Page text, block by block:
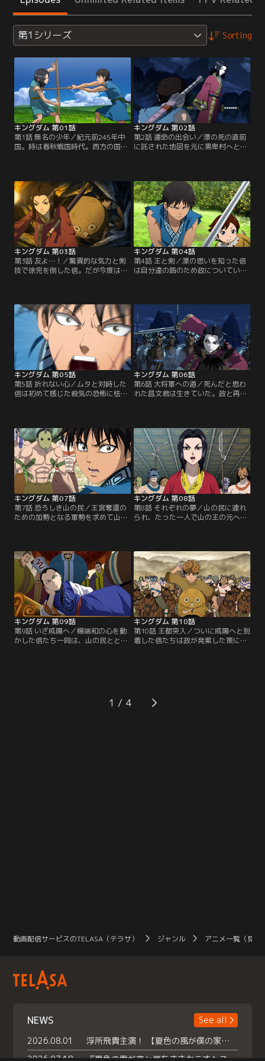
第1シリーズ Sorting
キングダム 第01話
第1話 無名の少年／紀元前245年中
国。時は春秋戦国時代。西方の国、
であり下僕として働いていたその二
人の元に、ある日王宮に仕える大臣
の昌文君が現れ漂を王宮で仕官させ
ると告げるのだった。離れ離れにな
る二人だが「行き着く場所は同じ
だ」と誓い合う。【提供：バンダイ
チャンネル】
キングダム 第02話
第2話 運命の出会い／漂の死の直前
に託された地図を元に黒卑村へと向
徐完。実はこの少年こそ秦王のエイ
政…後の始皇帝であったのだ。「漂
を殺したのは自分だ」と嘲笑する徐
完に怒り、我を忘れるように剣を向
ける信だったが、手も足も出ず倒れ
伏してしまう。【提供：バンダイチ
ャンネル】
キングダム 第03話
第3話 友よ…！／驚異的な気力と剣
技で徐完を倒した信。だが今度は王
人の前に河了貂という子供が現れ、
「抜け道がある」と告げる。貂の手
引きの元、軍の包囲を掻い潜ろうと
する一行。その最中、政の「漂は万
が一のための影武者だった」との言
葉に信は逆上。しかし…。【提供：
バンダイチャンネル】
キングダム 第04話
第4話 王と剣／漂の思いを知った信
は自分達の路のため政についていく
ネのためと言って加わり一行は昌文
君を筆頭とする大王派臣下との合流
地を目指す。連日の疾走の末、辿り
着いた先は美しい緑に囲まれた楼
閣、四百年前の秦王、穆公の隠れ避
暑地であった。そこで…。【提供：
バンダイチャンネル】
キングダム 第05話
第5話 折れない心／ムタと対峙した
信は初めて感じた殺気の恐怖に怯
分の武器だと確信した信は血だらけ
になりながらも前に出る。殺気の呪
縛から解放され、戦いの最中で進化
をし始める信はついに反撃に出る。
一方咸陽では、勢力争いに全く興味
を示さなかったはずの伝説の…。
【提供：バンダイチャンネル】
キングダム 第06話
第6話 大将軍への道／死んだと思わ
れた昌文君は生きていた。政と再会
は副官、壁によって止められてしま
う。そして壁は最後まで漂の傍にい
た者として、その様子を語りたいと
申し出る。憮然とする信だったが、
壁が語る漂の姿は堂々たる王の姿で
あり英雄のように語られる…。【提
供：バンダイチャンネル】
キングダム 第07話
第7話 恐ろしき山の民／王宮奪還の
ための加勢となる軍勢を求めて山の
と緊張に沈み込む一同の中、信だけ
は「味方にする値打ちがある」と意
気揚々と先を目指す。その背中に何
かを感じ取る政と昌文君。一行はさ
らに先を目指し険しい山々を歩き続
けるが、ふと気づくと…。【提供：
バンダイチャンネル】
キングダム 第08話
第8話 それぞれの夢／山の民に連れ
られ、たった一人で山の王の元へと
登り山の民の王国に乗り込んでいく
三人の眼前に現れたのは想像を絶す
る堅牢な要塞であった。そして驚愕
に固まったままの三人の背後に山の
民が音もなく忍び寄る。【提供：バ
ンダイチャンネル】
キングダム 第09話
第9話 いざ咸陽へ／楊端和の心を動
かした信たち一同は、山の民ととも
う。あまりの兵力差に喚く信。だが
逆に政は「悪くない」と瞳を光らせ
キングダム 第10話
第10話 王都突入／ついに咸陽へと到
着した信たちは政が発案した策によ
り全員山の民の姿へと扮装し、いざ
「怖気づいたのか」とからかう信に
政は王宮をまっすぐに見つめ「全て
1
動画配信サービスのTELASA（テラサ） ジャンル アニメ一覧（見放
NEWS
See all
2026.08.01
浮所飛貴主演！ 【夏色の風が僕の家にやってきた】 本日よりテラサで独占配信スタート！